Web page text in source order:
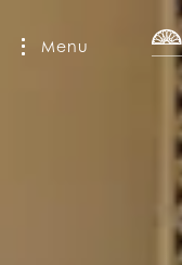
Menu